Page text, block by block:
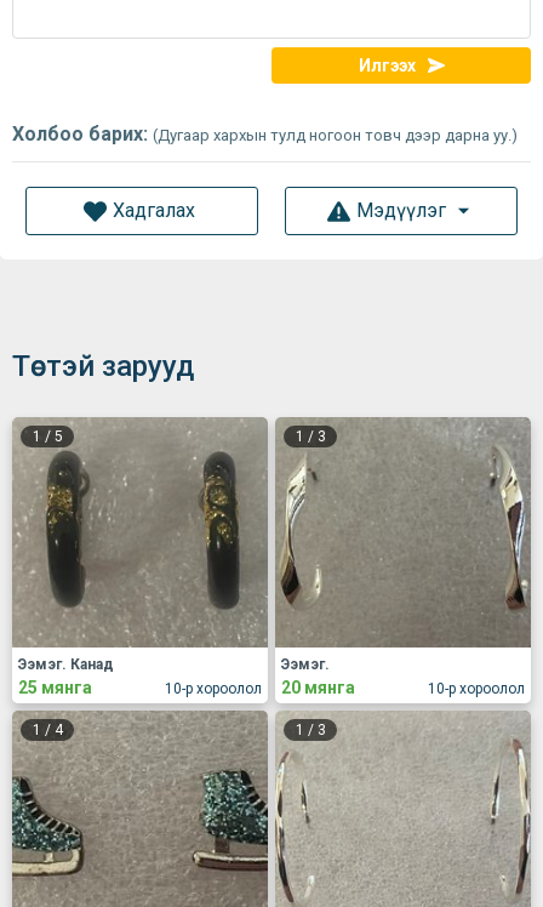
Илгээх
Холбоо барих: (Дугаар хархын тулд ногоон товч дээр дарна уу.)
Хадгалах Мэдүүлэг
Төстэй зарууд
1 / 5
10-р хороолол
Ээмэг. Канад
25 мянга
1 / 3
10-р хороолол
Ээмэг.
20 мянга
1 / 4 1 / 3